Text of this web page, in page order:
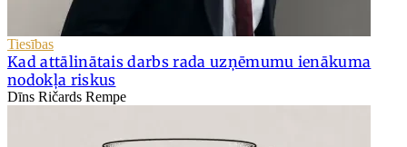
Tiesības
Kad attālinātais darbs rada uzņēmumu ienākuma
nodokļa riskus
Dīns Ričards Rempe